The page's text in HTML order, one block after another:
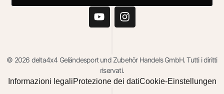
© 2026 delta4x4 Geländesport und Zubehör Handels GmbH. Tutti i diritti
riservati.
Informazioni legaliProtezione dei datiCookie-Einstellungen